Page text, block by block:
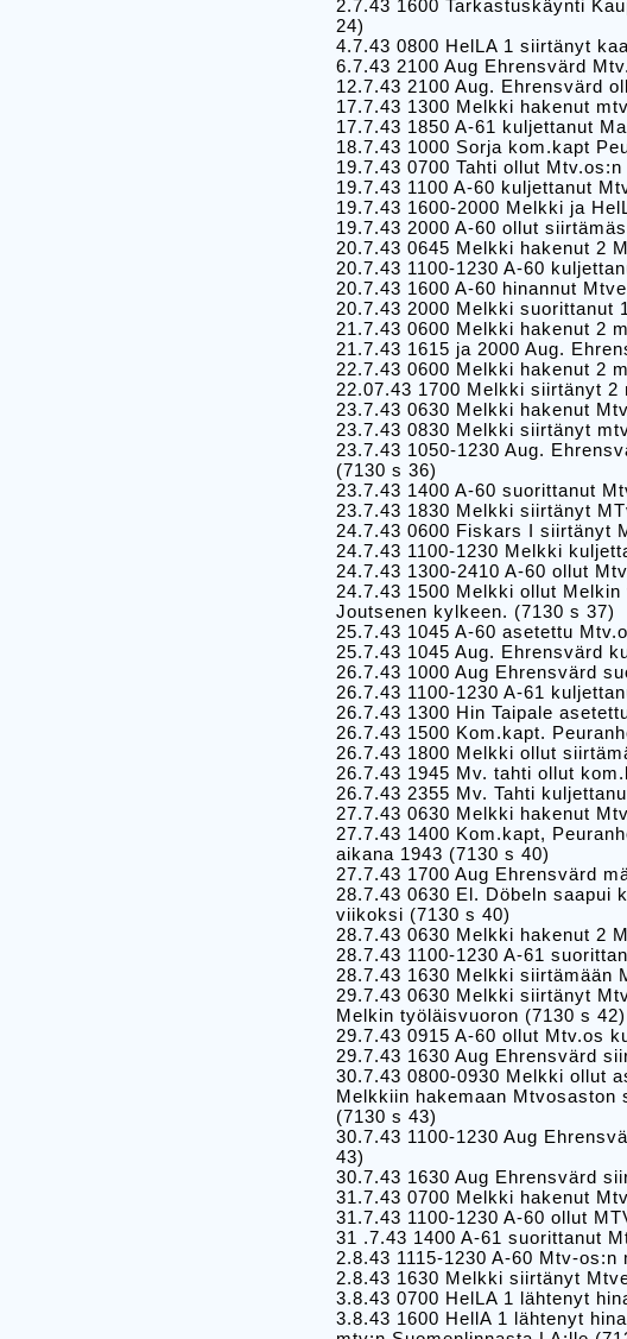
2.7.43 1600 Tarkastuskäynti
24)
4.7.43 0800 HelLA 1 siirtänyt
6.7.43 2100 Aug Ehrensvärd
12.7.43 2100 Aug. Ehrensvärd
17.7.43 1300 Melkki hakenut
17.7.43 1850 A-61 kuljettanut
18.7.43 1000 Sorja kom.kapt
19.7.43 0700 Tahti ollut
19.7.43 1100 A-60 kuljettanut
19.7.43 1600-2000 Melkki ja
19.7.43 2000 A-60 ollut
20.7.43 0645 Melkki hakenut 2
20.7.43 1100-1230 A-60
20.7.43 1600 A-60 hinannut
20.7.43 2000 Melkki suorittanut
21.7.43 0600 Melkki hakenut 2
21.7.43 1615 ja 2000 Aug.
22.7.43 0600 Melkki hakenut 2
22.07.43 1700 Melkki siirtänyt
23.7.43 0630 Melkki hakenut
23.7.43 0830 Melkki siirtänyt
23.7.43 1050-1230 Aug.
(7130 s 36)
23.7.43 1400 A-60 suorittanut
23.7.43 1830 Melkki siirtänyt
24.7.43 0600 Fiskars I siirtänyt
24.7.43 1100-1230 Melkki
24.7.43 1300-2410 A-60 ollut
24.7.43 1500 Melkki ollut
Joutsenen kylkeen. (7130 s 37)
25.7.43 1045 A-60 asetettu
25.7.43 1045 Aug. Ehrensvärd
26.7.43 1000 Aug Ehrensvärd
26.7.43 1100-1230 A-61
26.7.43 1300 Hin Taipale
26.7.43 1500 Kom.kapt.
26.7.43 1800 Melkki ollut
26.7.43 1945 Mv. tahti ollut
26.7.43 2355 Mv. Tahti
27.7.43 0630 Melkki hakenut
27.7.43 1400 Kom.kapt,
aikana 1943 (7130 s 40)
27.7.43 1700 Aug Ehrensvärd
28.7.43 0630 El. Döbeln saapui
viikoksi (7130 s 40)
28.7.43 0630 Melkki hakenut 2
28.7.43 1100-1230 A-61
28.7.43 1630 Melkki siirtämään
29.7.43 0630 Melkki siirtänyt
Melkin työläisvuoron (7130 s 42)
29.7.43 0915 A-60 ollut Mtv.os
29.7.43 1630 Aug Ehrensvärd
30.7.43 0800-0930 Melkki ollut
Melkkiin hakemaan Mtvosaston
(7130 s 43)
30.7.43 1100-1230 Aug
43)
30.7.43 1630 Aug Ehrensvärd
31.7.43 0700 Melkki hakenut
31.7.43 1100-1230 A-60 ollut
31 .7.43 1400 A-61 suorittanut
2.8.43 1115-1230 A-60 Mtv-
2.8.43 1630 Melkki siirtänyt
3.8.43 0700 HelLA 1 lähtenyt
3.8.43 1600 HellA 1 lähtenyt